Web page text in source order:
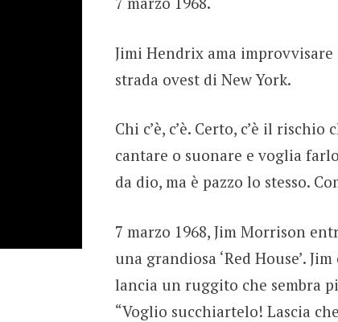
Jimi Hendrix ama improvvisare
strada ovest di New York.
Chi c’è, c’è. Certo, c’è il
cantare o suonare e voglia
da dio, ma è pazzo lo stesso.
7 marzo 1968, Jim Morrison
una grandiosa ‘Red House’.
lancia un ruggito che sembra
“Voglio succhiartelo! Lascia